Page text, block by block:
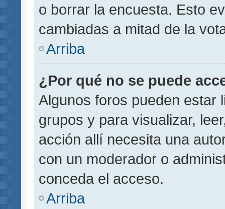
o borrar la encuesta. Esto
cambiadas a mitad de la
Arriba
¿Por qué no se puede
Algunos foros pueden estar
grupos y para visualizar,
acción allí necesita una
con un moderador o
conceda el acceso.
Arriba